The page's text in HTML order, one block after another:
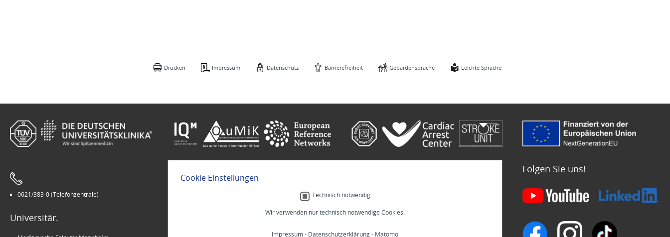
Drucken Impressum Datenschutz Barrierefreiheit Gebärdensprache Leichte Sprache
0621/383-0 (Telefonzentrale)
Universitär.
Gebärdensprache
Menschlich.
Folgen Sie uns!
Cookie Einstellungen
Technisch notwendig
Wir verwenden nur technisch notwendige Cookies.
Impressum- Datenschutzerklärung- Matomo